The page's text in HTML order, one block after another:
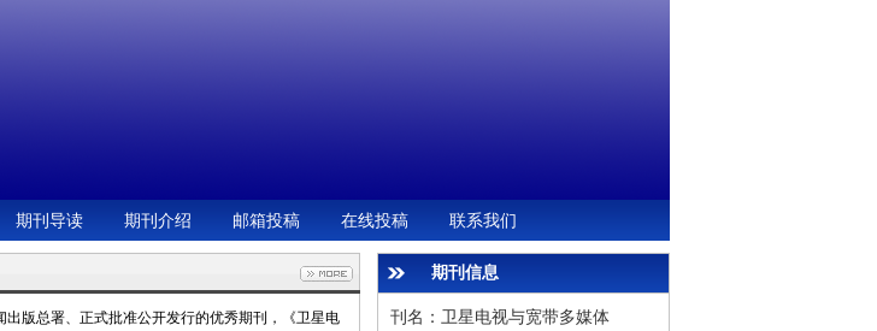
期刊导读 期刊介绍 邮箱投稿 在线投稿 联系我们
出版总署、正式批准公开发行的优秀期刊，《卫星电
期刊信息
刊名：卫星电视与宽带多媒体